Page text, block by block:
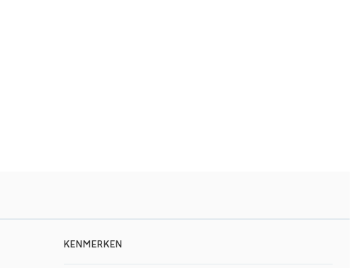
KENMERKEN